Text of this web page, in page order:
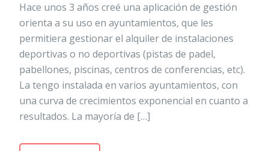
Hace unos 3 años creé una aplicación de gestión
orienta a su uso en ayuntamientos, que les
permitiera gestionar el alquiler de instalaciones
deportivas o no deportivas (pistas de padel,
pabellones, piscinas, centros de conferencias, etc).
La tengo instalada en varios ayuntamientos, con
una curva de crecimientos exponencial en cuanto a
resultados. La mayoría de […]